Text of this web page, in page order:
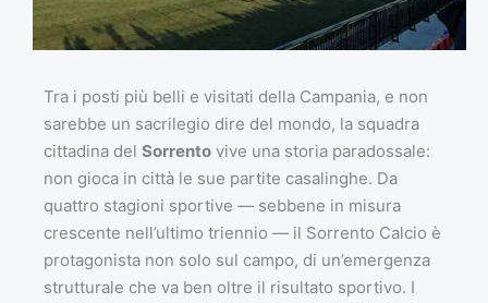
Tra i posti più belli e visitati della Campania, e non
sarebbe un sacrilegio dire del mondo, la squadra
cittadina del Sorrento vive una storia paradossale:
non gioca in città le sue partite casalinghe. Da
quattro stagioni sportive — sebbene in misura
crescente nell’ultimo triennio — il Sorrento Calcio è
protagonista non solo sul campo, di un’emergenza
strutturale che va ben oltre il risultato sportivo. I